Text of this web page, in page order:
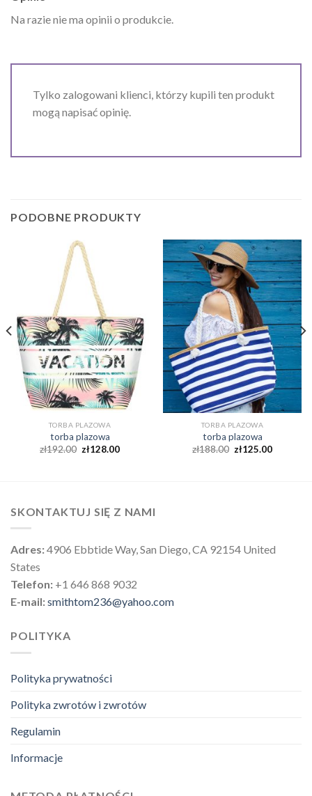
Na razie nie ma opinii o produkcie.
Tylko zalogowani klienci, którzy kupili ten produkt
mogą napisać opinię.
PODOBNE PRODUKTY
TORBA PLAZOWA
torba plazowa
zł192.00 zł128.00
TORBA PLAZOWA
torba plazowa
zł188.00 zł125.00
SKONTAKTUJ SIĘ Z NAMI
Adres:4906 Ebbtide Way, San Diego, CA 92154 United
States
Telefon: +1 646 868 9032
E-mail:smithtom236@yahoo.com
POLITYKA
Polityka prywatności
Polityka zwrotów i zwrotów
Regulamin
Informacje